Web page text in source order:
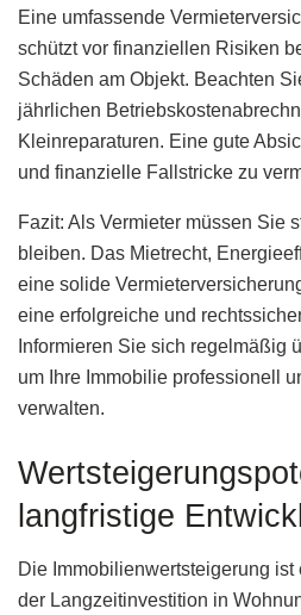
Eine umfassende
schützt vor finanziellen Risiken
Schäden am Objekt. Beachten
jährlichen
Kleinreparaturen. Eine gute
und finanzielle Fallstricke zu
Fazit: Als Vermieter müssen Sie
bleiben. Das Mietrecht,
eine solide
eine erfolgreiche und
Informieren Sie sich regelmäßig
um Ihre Immobilie professionell
verwalten.
langfristige
Die Immobilienwertsteigerung ist
der Langzeitinvestition in